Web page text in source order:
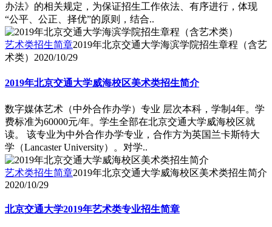
办法》的相关规定，为保证招生工作依法、有序进行，体现
“公平、公正、择优”的原则，结合..
艺术类招生简章2019年北京交通大学海滨学院招生章程（含艺
术类） 2020/10/29
2019年北京交通大学威海校区美术类招生简介
数字媒体艺术（中外合作办学）专业 层次本科，学制4年。学
费标准为60000元/年。学生全部在北京交通大学威海校区就
读。 该专业为中外合作办学专业，合作方为英国兰卡斯特大
学（Lancaster University）。对学..
艺术类招生简章2019年北京交通大学威海校区美术类招生简介
2020/10/29
北京交通大学2019年艺术类专业招生简章